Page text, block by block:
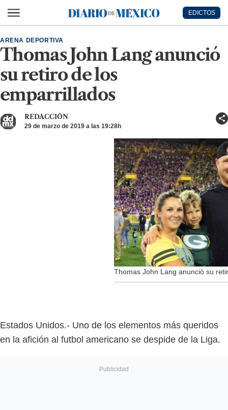
Diario de México
EDICTOS
Thomas John Lang anunció
su retiro de los
emparrillados
ARENA DEPORTIVA
REDACCIÓN
29 de marzo de 2019 a las 19:28h
Thomas John Lang anunció su
Estados Unidos.- Uno de los elementos más queridos
en la afición al futbol americano se despide de la Liga.